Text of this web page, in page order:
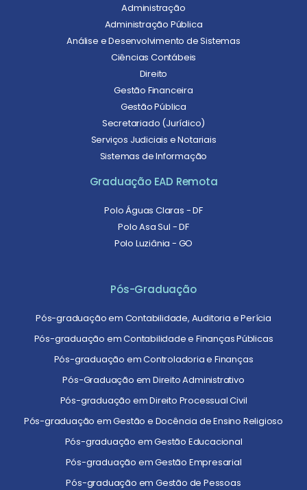
Administração
Administração Pública
Análise e Desenvolvimento de Sistemas
Ciências Contábeis
Direito
Gestão Financeira
Gestão Pública
Secretariado (Jurídico)
Serviços Judiciais e Notariais
Sistemas de Informação
Graduação EAD Remota
Polo Águas Claras - DF
Polo Asa Sul - DF
Polo Luziânia - GO
Pós-Graduação
Pós-graduação em Contabilidade, Auditoria e Perícia
Pós-graduação em Contabilidade e Finanças Públicas
Pós-graduação em Controladoria e Finanças
Pós-Graduação em Direito Administrativo
Pós-graduação em Direito Processual Civil
Pós-graduação em Gestão e Docência de Ensino Religioso
Pós-graduação em Gestão Educacional
Pós-graduação em Gestão Empresarial
Pós-graduação em Gestão de Pessoas